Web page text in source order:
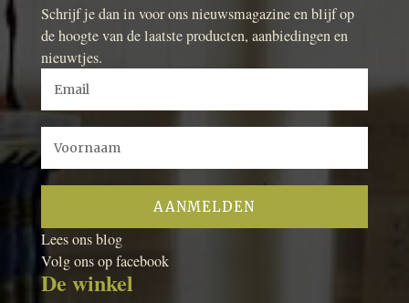
Schrijf je dan in voor ons nieuwsmagazine en blijf op
de hoogte van de laatste producten, aanbiedingen en
nieuwtjes.
Lees ons blog
Volg ons op facebook
De winkel